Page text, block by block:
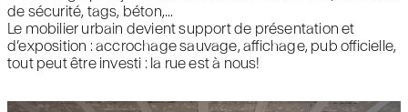
de sécurité, tags, béton,...
Le mobilier urbain devient support de présentation et
d’exposition : accrochage sauvage, affichage, pub officielle,
tout peut être investi : la rue est à nous!